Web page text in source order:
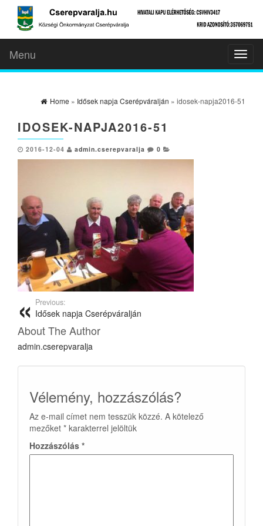
Menu
Home » Idősek napja Cserépváralján » idosek-napja2016-51
IDOSEK-NAPJA2016-51
2016-12-04 admin.cserepvaralja 0
Previous:
Idősek napja Cserépváralján
About The Author
admin.cserepvaralja
Vélemény, hozzászólás?
Az e-mail címet nem tesszük közzé. A kötelező
mezőket * karakterrel jelöltük
Hozzászólás *